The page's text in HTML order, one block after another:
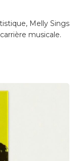
Melly Sings
musicale.